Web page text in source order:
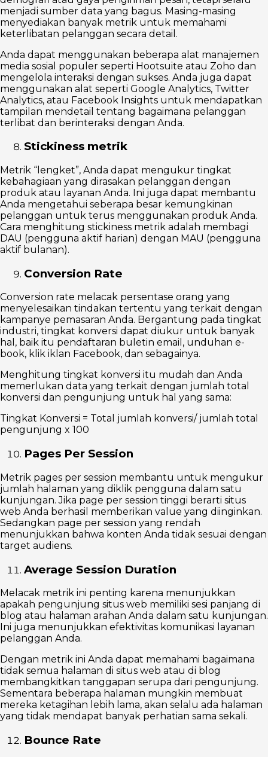
menjadi sumber data yang bagus. Masing-masing
menyediakan banyak metrik untuk memahami
keterlibatan pelanggan secara detail.
Anda dapat menggunakan beberapa alat manajemen
media sosial populer seperti Hootsuite atau Zoho dan
mengelola interaksi dengan sukses. Anda juga dapat
menggunakan alat seperti Google Analytics, Twitter
Analytics, atau Facebook Insights untuk mendapatkan
tampilan mendetail tentang bagaimana pelanggan
terlibat dan berinteraksi dengan Anda.
Stickiness metrik
Metrik “lengket”, Anda dapat mengukur tingkat
kebahagiaan yang dirasakan pelanggan dengan
produk atau layanan Anda. Ini juga dapat membantu
Anda mengetahui seberapa besar kemungkinan
pelanggan untuk terus menggunakan produk Anda.
Cara menghitung stickiness metrik adalah membagi
DAU (pengguna aktif harian) dengan MAU (pengguna
aktif bulanan).
Conversion Rate
Conversion rate melacak persentase orang yang
menyelesaikan tindakan tertentu yang terkait dengan
kampanye pemasaran Anda. Bergantung pada tingkat
industri, tingkat konversi dapat diukur untuk banyak
hal, baik itu pendaftaran buletin email, unduhan e-
book, klik iklan Facebook, dan sebagainya.
Menghitung tingkat konversi itu mudah dan Anda
memerlukan data yang terkait dengan jumlah total
konversi dan pengunjung untuk hal yang sama:
Tingkat Konversi = Total jumlah konversi/ jumlah total
pengunjung x 100
Pages Per Session
Metrik pages per session membantu untuk mengukur
jumlah halaman yang diklik pengguna dalam satu
kunjungan. Jika page per session tinggi berarti situs
web Anda berhasil memberikan value yang diinginkan.
Sedangkan page per session yang rendah
menunjukkan bahwa konten Anda tidak sesuai dengan
target audiens.
Average Session Duration
Melacak metrik ini penting karena menunjukkan
apakah pengunjung situs web memiliki sesi panjang di
blog atau halaman arahan Anda dalam satu kunjungan.
Ini juga menunjukkan efektivitas komunikasi layanan
pelanggan Anda.
Dengan metrik ini Anda dapat memahami bagaimana
tidak semua halaman di situs web atau di blog
membangkitkan tanggapan serupa dari pengunjung.
Sementara beberapa halaman mungkin membuat
mereka ketagihan lebih lama, akan selalu ada halaman
yang tidak mendapat banyak perhatian sama sekali.
Bounce Rate